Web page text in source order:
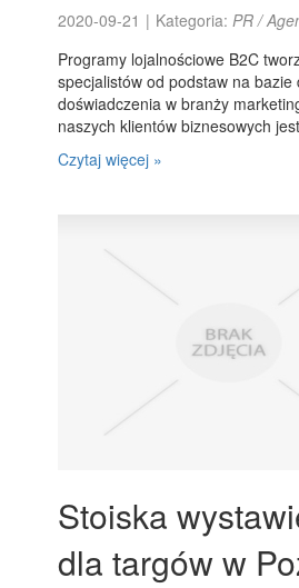
2020-09-21 | Kategoria:PR /
Programy lojalnościowe B2C
specjalistów od podstaw na bazie
doświadczenia w branży
naszych klientów biznesowych
Czytaj więcej »
Stoiska
dla targów w